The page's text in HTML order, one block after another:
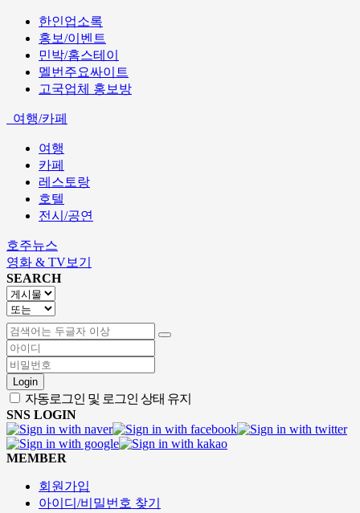
한인업소록
홍보/이벤트
민박/홈스테이
멜번주요싸이트
고국업체 홍보방
여행/카페
여행
카페
레스토랑
호텔
전시/공연
호주뉴스
영화 & TV보기
SEARCH
Login
자동로그인 및 로그인 상태 유지
SNS LOGIN
MEMBER
회원가입
아이디/비밀번호 찾기